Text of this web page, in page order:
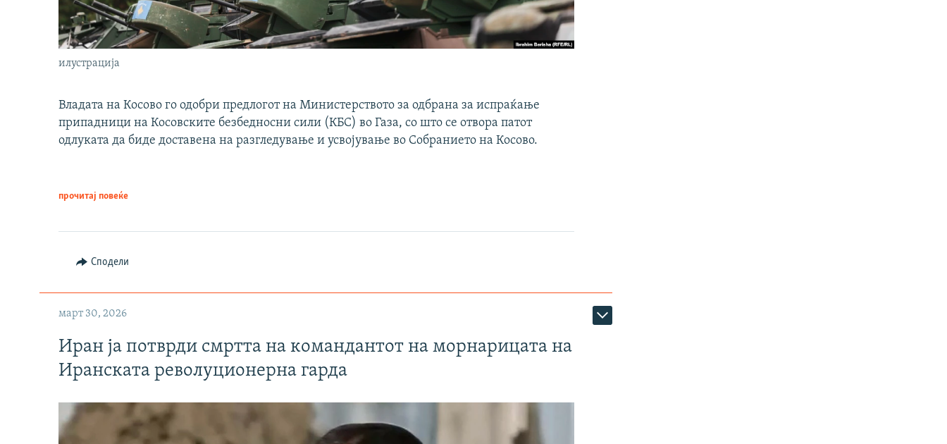
илустрација
Владата на Косово го одобри предлогот на Министерството за одбрана за испраќање
припадници на Косовските безбедносни сили (КБС) во Газа, со што се отвора патот
одлуката да биде доставена на разгледување и усвојување во Собранието на Косово.
прочитај повеќе
Сподели
март 30, 2026
Иран ја потврди смртта на командантот на морнарицата на
Иранската револуционерна гарда